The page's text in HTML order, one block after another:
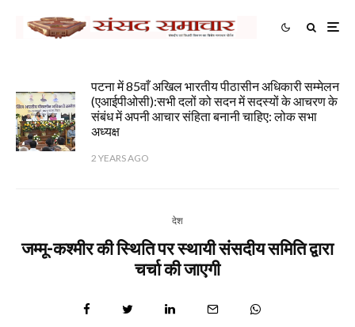
पटना में 85वाँ अखिल भारतीय पीठासीन अधिकारी सम्मेलन
(एआईपीओसी):सभी दलों को सदन में सदस्यों के आचरण के
संबंध में अपनी आचार संहिता बनानी चाहिए: लोक सभा
अध्यक्ष
2 YEARS AGO
देश
जम्मू-कश्मीर की स्थिति पर स्थायी संसदीय समिति द्वारा
चर्चा की जाएगी